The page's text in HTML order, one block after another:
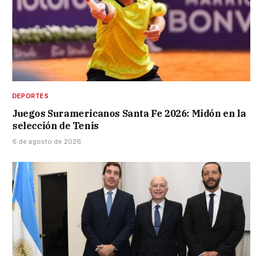
DEPORTES
Juegos Suramericanos Santa Fe 2026: Midón en la
selección de Tenis
6 de agosto de 2026